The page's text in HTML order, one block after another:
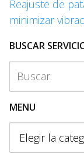
Reajuste de
minimizar
BUSCAR
MENU